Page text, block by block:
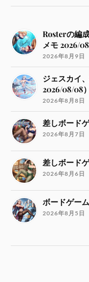
Rosterの編
メモ 2026/
2026年8月9日
ジェスカイ
2026/08/08）
2026年8月8日
差しボード
2026年8月7日
差しボード
2026年8月6日
ボードゲー
2026年8月5日